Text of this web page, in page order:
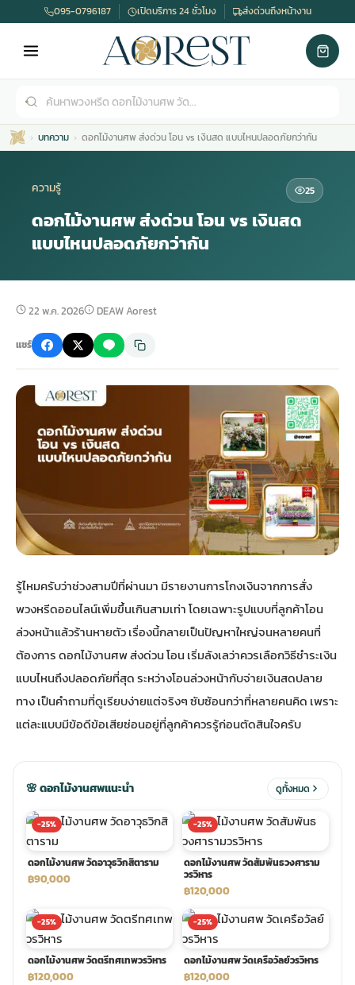
ดอกไม้หน้าศพ
จัดดอกไม้หน้าศพ
ดอกไม้หน้าหีบ
ดอกไม้หน้างานศพ
ดอกไม้หน้าโลง
จัดดอกไม้หน้ารูป
ดอกไม้งานศพ ส่งด่วน
ดอกไม้งานศพ ปากคลองตลาด
ร้านดอกไม้งานศพ ใกล้ฉัน
จัดดอกไม้งานศพ ราคา
พวงหรีด กรุงเทพ
สั่งพวงหรีด
ร้านพวงหรีด
ดอกไม้พวงหรีด
พวงหรีดปทุม
พวงหรีดพระราม 2
พวงหรีด ปากคลองตลาด
พวงหรีดราคาถูก
พวงหรีดดอกไม้สด
สั่งพวงหรีด ออนไลน์
ส่งพวงหรีด ด่วน กรุงเทพ
พวงหรีด ปากคลองตลาด ราคา
มรุสีขาว
ไม้หน้าเมรุ
กไม้หน้าเมรุ
น้าเมรุ ราคา
มรุ กรุงเทพ
หน้าเมรุ
รุ ราคาถูก
ม้หน้าเมรุ
มรุ ออนไลน์
มรุ ส่งด่วน
ไม้งานแต่ง
ไม้งานแต่ง ราคาถูก
ไม้งานแต่ง กรุงเทพ
อกไม้งานแต่ง
ดอกไม้งานแต่ง
ไม้งานแต่ง แบบสวยๆ
พวงหรีดพัดลม
พวงหรีดพัดลม ราคาถูก
พวงหรีดพัดลม กรุงเทพ
พวงหรีดพัดลม ส่งด่วน
สั่งพวงหรีดพัดลม
ร้านพวงหรีดพัดลม
พวงหรีดพัดลม ปากคลองตลาด
พวงหรีดพัดลม แบบสวยๆ
รับจัดงานศพ
รับจัดงานศพ ครบวงจร
รับจัดงานศพ กรุงเทพ
แพ็คเกจจัดงานศพ
ค่าใช้จ่ายจัดงานศพ
จัดงานศพ วัด
ขั้นตอนจัดงานศพ
จัดงานศพ ราคาถูก
095-0796187 เปิดบริการ 24 ชั่วโมง ส่งด่วนถึงหน้างาน
บทความ ดอกไม้งานศพ ส่งด่วน โอน vs เงินสด แบบไหนปลอดภัยกว่ากัน
ความรู้ 25
ดอกไม้งานศพ ส่งด่วน โอน vs เงินสด
แบบไหนปลอดภัยกว่ากัน
22 พ.ค. 2026 DEAW Aorest
แชร์
รู้ไหมครับว่าช่วงสามปีที่ผ่านมา มีรายงานการโกงเงินจากการสั่ง
พวงหรีดออนไลน์เพิ่มขึ้นเกินสามเท่า โดยเฉพาะรูปแบบที่ลูกค้าโอน
ล่วงหน้าแล้วร้านหายตัว เรื่องนี้กลายเป็นปัญหาใหญ่จนหลายคนที่
ต้องการ ดอกไม้งานศพ ส่งด่วน โอน เริ่มลังเลว่าควรเลือกวิธีชำระเงิน
แบบไหนถึงปลอดภัยที่สุด ระหว่างโอนล่วงหน้ากับจ่ายเงินสดปลาย
ทาง เป็นคำถามที่ดูเรียบง่ายแต่จริงๆ ซับซ้อนกว่าที่หลายคนคิด เพราะ
แต่ละแบบมีข้อดีข้อเสียซ่อนอยู่ที่ลูกค้าควรรู้ก่อนตัดสินใจครับ
🌸 ดอกไม้งานศพแนะนำ ดูทั้งหมด
-25%
ดอกไม้งานศพ วัดอาวุธวิกสิตาราม
฿90,000
-25%
ดอกไม้งานศพ วัดสัมพันธวงศาราม
วรวิหาร
฿120,000
-25%
ดอกไม้งานศพ วัดตรีทศเทพวรวิหาร
฿120,000
-25%
ดอกไม้งานศพ วัดเครือวัลย์วรวิหาร
฿120,000